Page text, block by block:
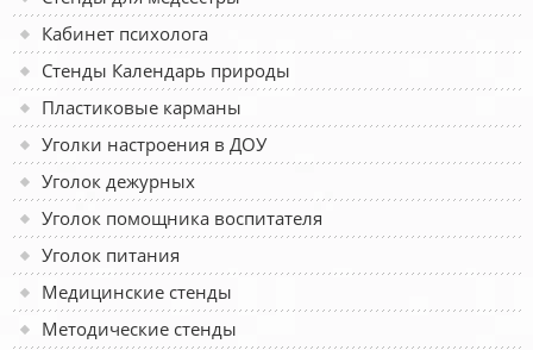
Кабинет психолога
Стенды Календарь природы
Пластиковые карманы
Уголки настроения в ДОУ
Уголок дежурных
Уголок помощника воспитателя
Уголок питания
Медицинские стенды
Методические стенды